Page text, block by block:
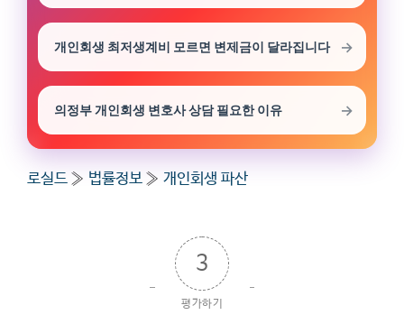
개인회생 최저생계비 모르면 변제금이 달라집니다
의정부 개인회생 변호사 상담 필요한 이유
로실드 » 법률정보 » 개인회생 파산
3
평가하기